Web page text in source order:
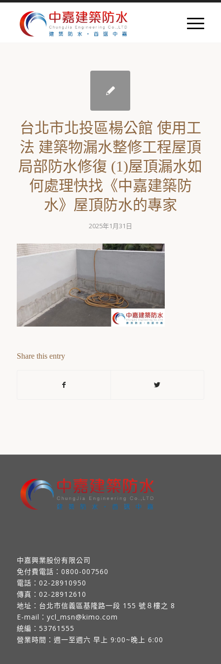
台北市北投區楊公館 使用工
法 建築物漏水整修工程屋頂
局部防水修復 (1)屋頂漏水如
何處理快找《中嘉建築防
水》屋頂防水的專家
2025年1月31日
Share this entry
中嘉興業股份有限公司
免付費電話： 0800-007560
電話： 02-28910950
傳真： 02-28912610
地址： 台北市信義區基隆路一段 155 號８樓之 8
E-mail： ycl_msn@kimo.com
統編：53761555
營業時間：週一至週六 早上 9:00~晚上 6:00